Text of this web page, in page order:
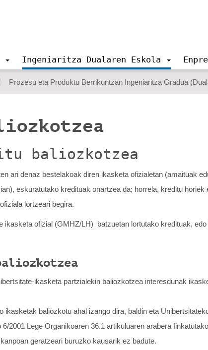
Ingeniaritza Dualaren Eskola
Prozesu eta Produktu Berrikuntzan Ingeniaritza Gradua
baliozkotzea
ari denaz bestelakoak diren ikasketa ofizialetan (amaituak
eskuratutako kredituak onartzea da; horrela, kreditu
lortzeari begira.
ikasketa ofizial (GMHZ/LH) batzuetan lortutako kredituak,
ikasketa partzialekin baliozkotzea interesdunak
ikasketak baliozkotu ahal izango dira, baldin eta
2001 Lege Organikoaren 36.1 artikuluaren arabera
geratzeari buruzko kausarik ez badute.